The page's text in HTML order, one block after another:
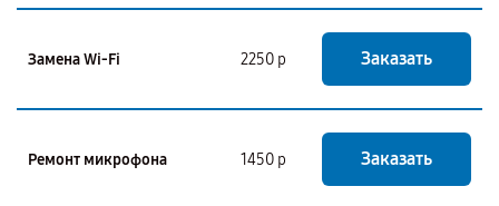
Замена Wi-Fi 2250 р Заказать
Ремонт микрофона 1450 р Заказать